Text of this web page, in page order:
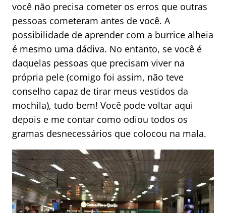
você não precisa cometer os erros que outras
pessoas cometeram antes de você. A
possibilidade de aprender com a burrice alheia
é mesmo uma dádiva. No entanto, se você é
daquelas pessoas que precisam viver na
própria pele (comigo foi assim, não teve
conselho capaz de tirar meus vestidos da
mochila), tudo bem! Você pode voltar aqui
depois e me contar como odiou todos os
gramas desnecessários que colocou na mala.